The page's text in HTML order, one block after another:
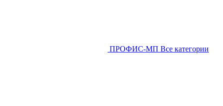
ПРОФИС-МП Все категории